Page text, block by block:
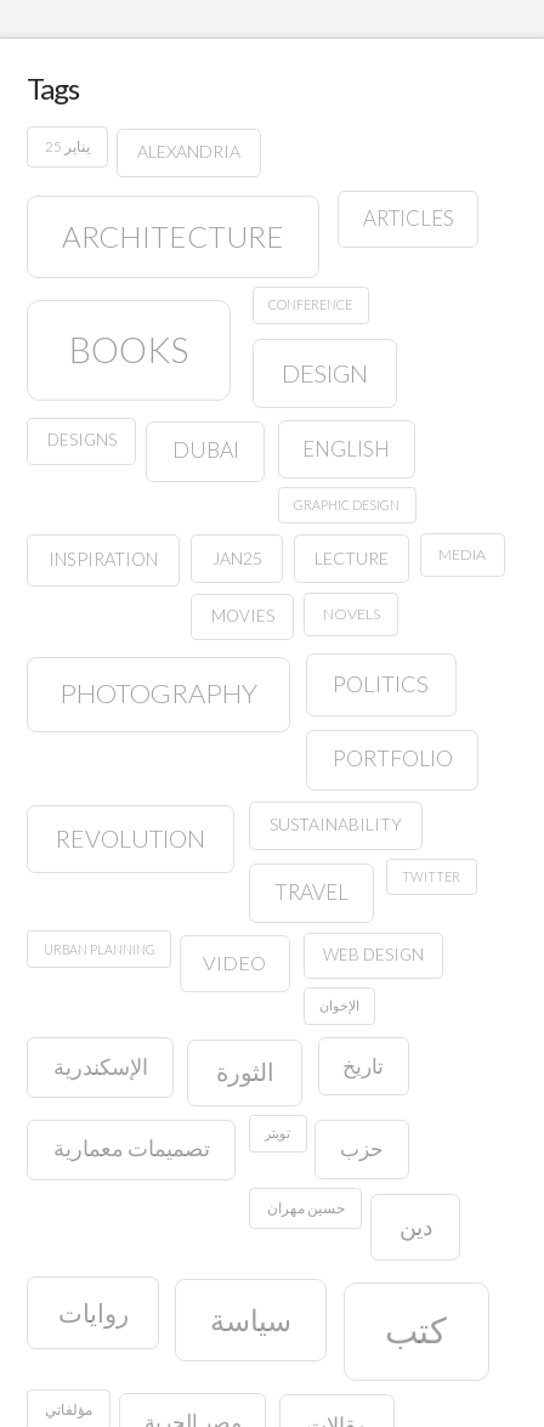
Tags
25 يناير ALEXANDRIA
ARCHITECTURE
ARTICLES
BOOKS
CONFERENCE
DESIGN
DESIGNS DUBAI ENGLISH
GRAPHIC DESIGN
INSPIRATION JAN25 LECTURE MEDIA
MOVIES NOVELS
PHOTOGRAPHY POLITICS
PORTFOLIO
REVOLUTION SUSTAINABILITY
TRAVEL
TWITTER
URBAN PLANNING
VIDEO WEB DESIGN
الإخوان
الإسكندرية الثورة تاريخ
تصميمات معمارية
تويتر
حزب
حسين مهران
دين
روايات سياسة كتب
مؤلفاتي